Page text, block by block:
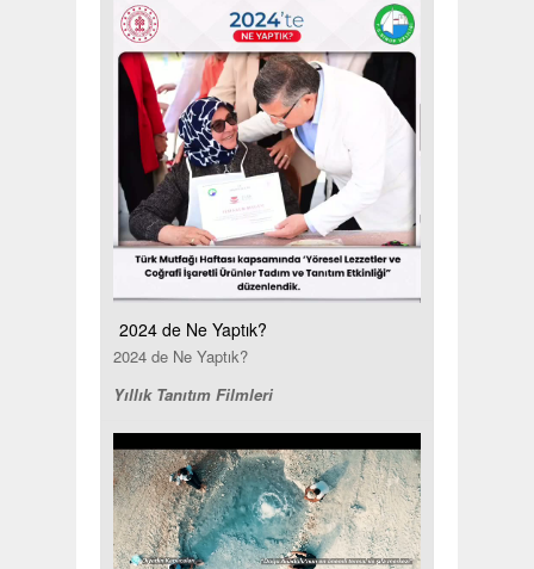
2024 de Ne Yaptık?
2024 de Ne Yaptık?
Yıllık Tanıtım Filmleri